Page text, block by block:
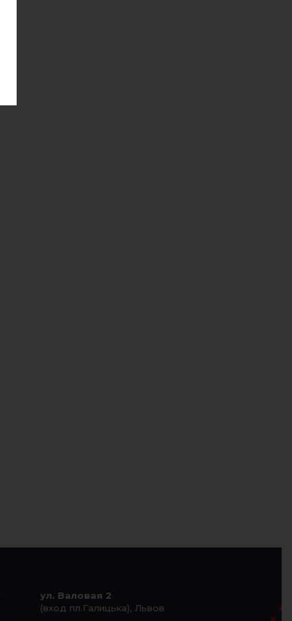
ул. Валовая 2
(вход пл.Галицька), Львов